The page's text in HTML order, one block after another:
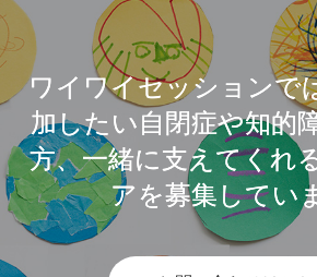
ワイワイセッションで
加したい自閉症や知的
方、一緒に支えてくれ
アを募集してい